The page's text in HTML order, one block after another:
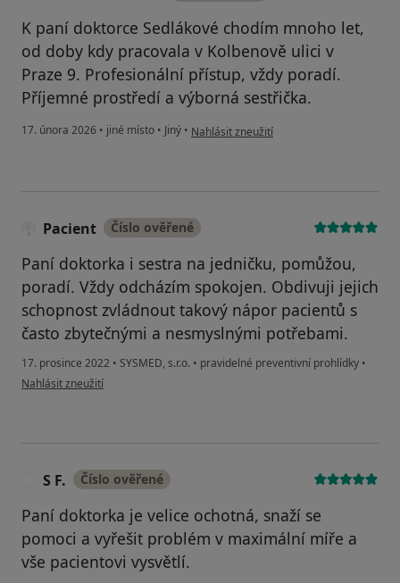
K paní doktorce Sedlákové chodím mnoho let,
od doby kdy pracovala v Kolbenově ulici v
Praze 9. Profesionální přístup, vždy poradí.
Příjemné prostředí a výborná sestřička.
17. února 2026 • jiné místo • Jiný • podle názoru uživatele Stanislav Souček
Nahlásit zneužití
Pacient Číslo ověřené
Paní doktorka i sestra na jedničku, pomůžou,
poradí. Vždy odcházím spokojen. Obdivuji jejich
schopnost zvládnout takový nápor pacientů s
často zbytečnými a nesmyslnými potřebami.
17. prosince 2022 • SYSMED, s.r.o. • pravidelné preventivní prohlídky •
podle názoru uživatele Pacient
Nahlásit zneužití
S F. Číslo ověřené
Paní doktorka je velice ochotná, snaží se
pomoci a vyřešit problém v maximální míře a
vše pacientovi vysvětlí.